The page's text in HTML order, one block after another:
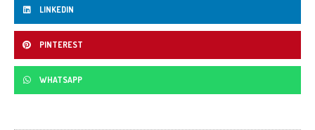
LINKEDIN
PINTEREST
WHATSAPP